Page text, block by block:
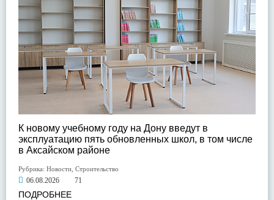
К новому учебному году на Дону введут в
эксплуатацию пять обновленных школ, в том числе
в Аксайском районе
Рубрика: Новости Строительство
06.08.2026 71
ПОДРОБНЕЕ